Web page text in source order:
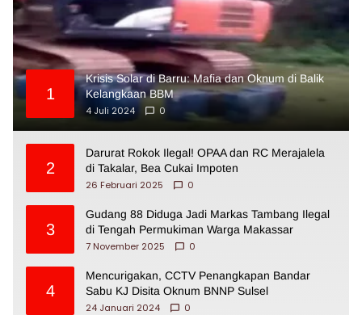
1
Krisis Solar di Barru: Mafia dan Oknum di Balik
Kelangkaan BBM
4 Juli 2024
0
2
Darurat Rokok Ilegal! OPAA dan RC Merajalela
di Takalar, Bea Cukai Impoten
26 Februari 2025
0
3
Gudang 88 Diduga Jadi Markas Tambang Ilegal
di Tengah Permukiman Warga Makassar
7 November 2025
0
4
Mencurigakan, CCTV Penangkapan Bandar
Sabu KJ Disita Oknum BNNP Sulsel
24 Januari 2024
0